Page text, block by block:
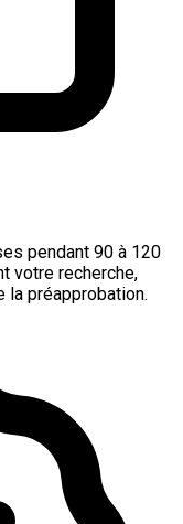
pendant 90 à 120
votre recherche,
la préapprobation.